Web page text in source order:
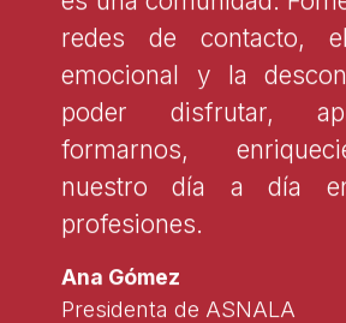
redes de contacto,
emocional y la
poder disfrutar,
formarnos,
nuestro día a día
profesiones.
Ana Gómez
Presidenta de ASNALA